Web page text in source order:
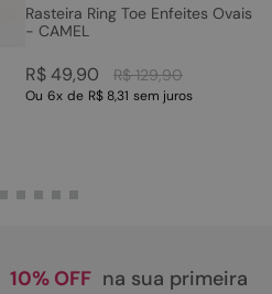
Rasteira Ring Toe Enfeites Ovais
- CAMEL
R$ 129,90
R$49,90
Ou 6x de R$ 8,31 sem juros
10% OFF na sua primeira